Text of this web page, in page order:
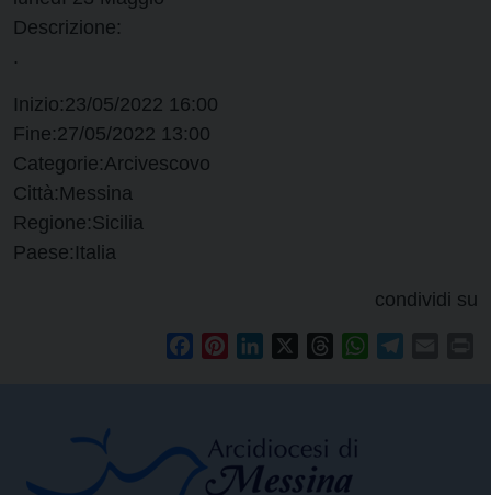
Descrizione:
.
Inizio:23/05/2022 16:00
Fine:27/05/2022 13:00
Categorie:Arcivescovo
Città: Messina
Regione:Sicilia
Paese: Italia
condividi su
FacebookPinterestLinkedIn ThreadsWhatsApp